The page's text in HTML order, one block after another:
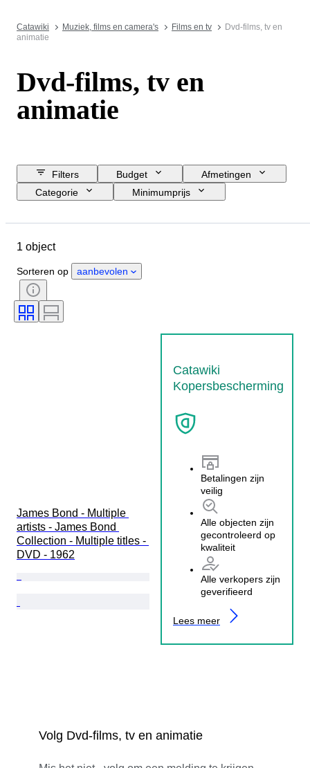
Catawiki Muziek, films en camera's Films en tv
Dvd-films, tv en
animatie
Dvd-films, tv en
animatie
Filters Budget
Afmetingen
Categorie
Minimumprijs
Platenlabel
1 object
Sorteren op aanbevolen
James Bond - Multiple
artists - James Bond
Collection - Multiple titles -
DVD - 1962
Catawiki
Kopersbescherming
Betalingen zijn
veilig
Alle objecten zijn
gecontroleerd op
kwaliteit
Alle verkopers zijn
geverifieerd
Lees meer
Volg Dvd-films, tv en animatie